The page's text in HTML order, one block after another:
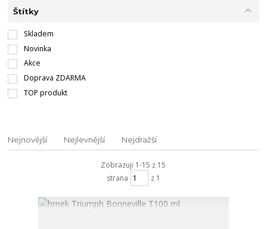
Štítky
Skladem
Novinka
Akce
Doprava ZDARMA
TOP produkt
Nejnovější Nejlevnější Nejdražší
Zobrazuji 1-15 z 15
strana
z 1